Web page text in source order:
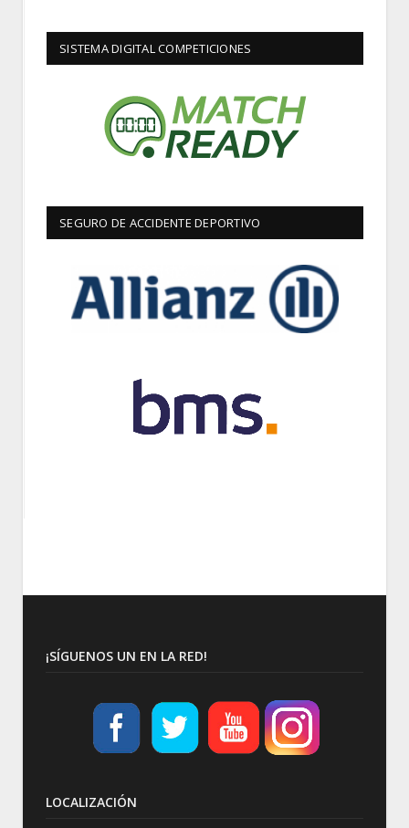
SISTEMA DIGITAL COMPETICIONES
SEGURO DE ACCIDENTE DEPORTIVO
¡SÍGUENOS UN EN LA RED!
LOCALIZACIÓN